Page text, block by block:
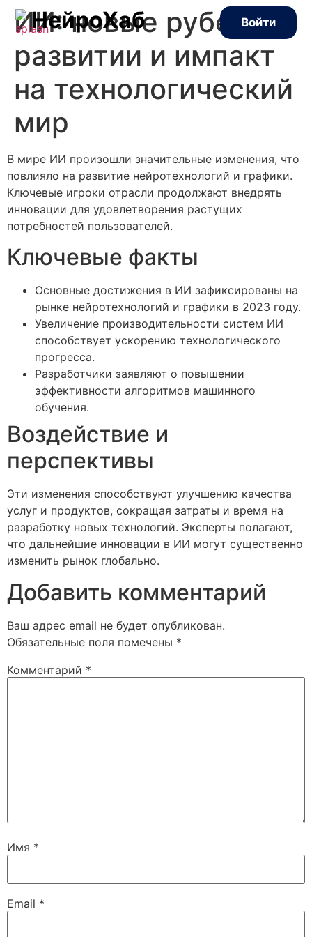
НейроХаб Войти
ИИ: новые рубежи в
развитии и импакт
на технологический
мир
В мире ИИ произошли значительные изменения, что
повлияло на развитие нейротехнологий и графики.
Ключевые игроки отрасли продолжают внедрять
инновации для удовлетворения растущих
потребностей пользователей.
Ключевые факты
Основные достижения в ИИ зафиксированы на
рынке нейротехнологий и графики в 2023 году.
Увеличение производительности систем ИИ
способствует ускорению технологического
прогресса.
Разработчики заявляют о повышении
эффективности алгоритмов машинного
обучения.
Воздействие и
перспективы
Эти изменения способствуют улучшению качества
услуг и продуктов, сокращая затраты и время на
разработку новых технологий. Эксперты полагают,
что дальнейшие инновации в ИИ могут существенно
изменить рынок глобально.
Добавить комментарий
Ваш адрес email не будет опубликован.
Обязательные поля помечены *
Комментарий *
Имя *
Email *